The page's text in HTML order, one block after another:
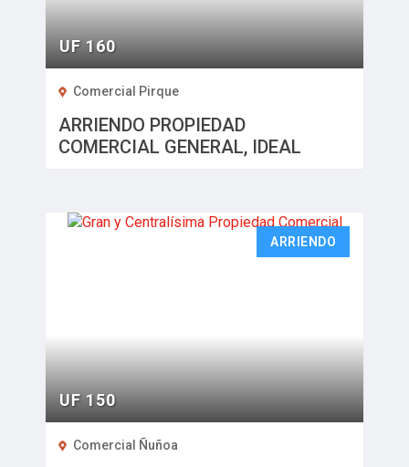
UF 160
Comercial Pirque
ARRIENDO PROPIEDAD
COMERCIAL GENERAL, IDEAL
ARRIENDO
UF 150
Comercial Ñuñoa